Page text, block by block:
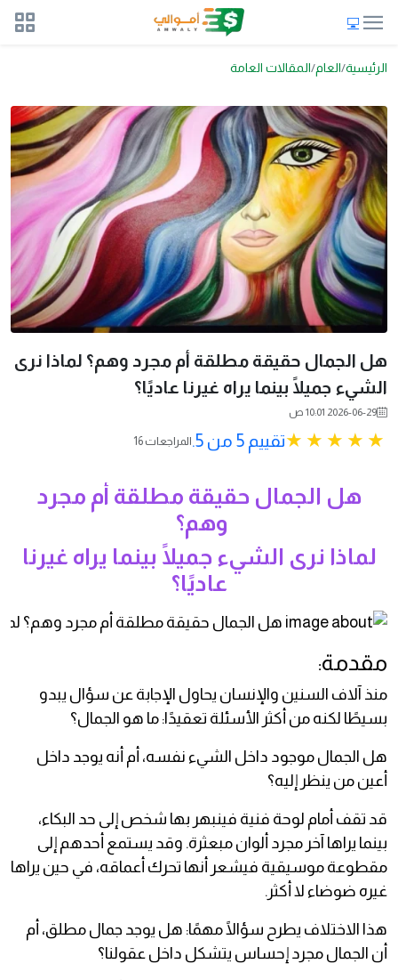
الرئيسية العام المقالات العامة
هل الجمال حقيقة مطلقة أم مجرد وهم؟ لماذا نرى
الشيء جميلًا بينما يراه غيرنا عاديًا؟
2026-06-29 10:01 ص
تقييم 5 من 5. 16 المراجعات
هل الجمال حقيقة مطلقة أم مجرد
وهم؟
لماذا نرى الشيء جميلًا بينما يراه غيرنا
عاديًا؟
مقدمة:
منذ آلاف السنين والإنسان يحاول الإجابة عن سؤال يبدو
بسيطًا لكنه من أكثر الأسئلة تعقيدًا: ما هو الجمال؟
هل الجمال موجود داخل الشيء نفسه، أم أنه يوجد داخل
أعين من ينظر إليه؟
قد تقف أمام لوحة فنية فينبهر بها شخص إلى حد البكاء،
بينما يراها آخر مجرد ألوان مبعثرة. وقد يستمع أحدهم إلى
مقطوعة موسيقية فيشعر أنها تحرك أعماقه، في حين يراها
غيره ضوضاء لا أكثر.
هذا الاختلاف يطرح سؤالًا مهمًا: هل يوجد جمال مطلق، أم
أن الجمال مجرد إحساس يتشكل داخل عقولنا؟